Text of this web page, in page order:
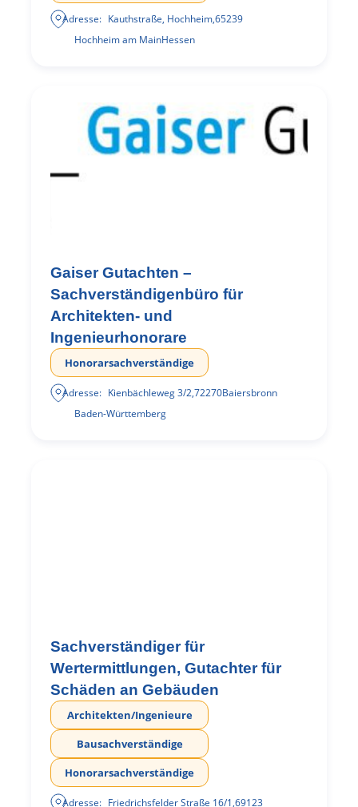
Adresse: Kauthstraße, Hochheim,65239
Hochheim am MainHessen
Gaiser Gutachten –
Sachverständigenbüro für
Architekten- und
Ingenieurhonorare
Honorarsachverständige
Adresse: Kienbächleweg 3/2,72270Baiersbronn
Baden-Württemberg
Sachverständiger für
Wertermittlungen, Gutachter für
Schäden an Gebäuden
Architekten/Ingenieure
Bausachverständige
Honorarsachverständige
Adresse: Friedrichsfelder Straße 16/1,69123